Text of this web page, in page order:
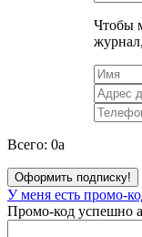
Чтобы
Всего: 0a
Оформить подписку!
У меня есть промо-
Промо-код успешно